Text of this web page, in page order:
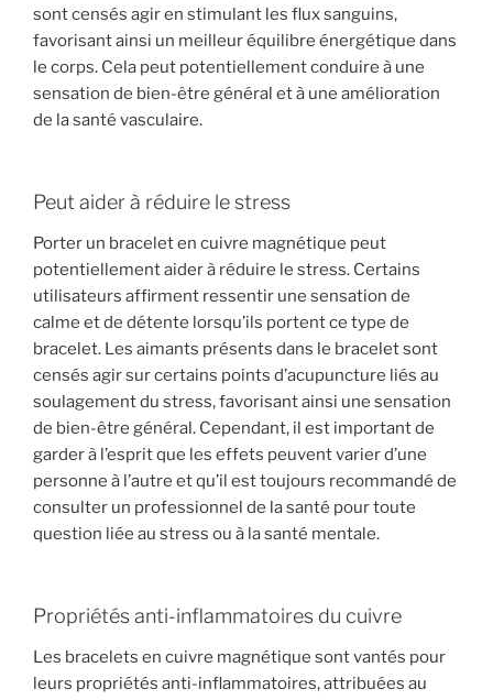
sont censés agir en stimulant les flux sanguins,
favorisant ainsi un meilleur équilibre énergétique dans
le corps. Cela peut potentiellement conduire à une
sensation de bien-être général et à une amélioration
de la santé vasculaire.
Peut aider à réduire le stress
Porter un bracelet en cuivre magnétique peut
potentiellement aider à réduire le stress. Certains
utilisateurs affirment ressentir une sensation de
calme et de détente lorsqu’ils portent ce type de
bracelet. Les aimants présents dans le bracelet sont
censés agir sur certains points d’acupuncture liés au
soulagement du stress, favorisant ainsi une sensation
de bien-être général. Cependant, il est important de
garder à l’esprit que les effets peuvent varier d’une
personne à l’autre et qu’il est toujours recommandé de
consulter un professionnel de la santé pour toute
question liée au stress ou à la santé mentale.
Propriétés anti-inflammatoires du cuivre
Les bracelets en cuivre magnétique sont vantés pour
leurs propriétés anti-inflammatoires, attribuées au